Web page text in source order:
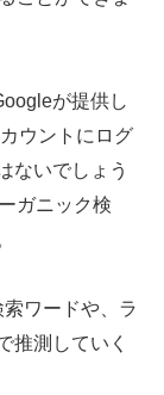
が提供し
ウントにログ
ないでしょう
ガニック検
ワードや、ラ
推測していく